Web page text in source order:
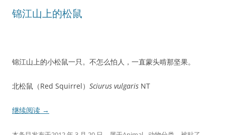
锦江山上的松鼠
锦江山上的小松鼠一只。不怎么怕人，一直蒙头啃那坚果。
北松鼠（Red Squirrel） Sciurus vulgaris NT
继续阅读 →